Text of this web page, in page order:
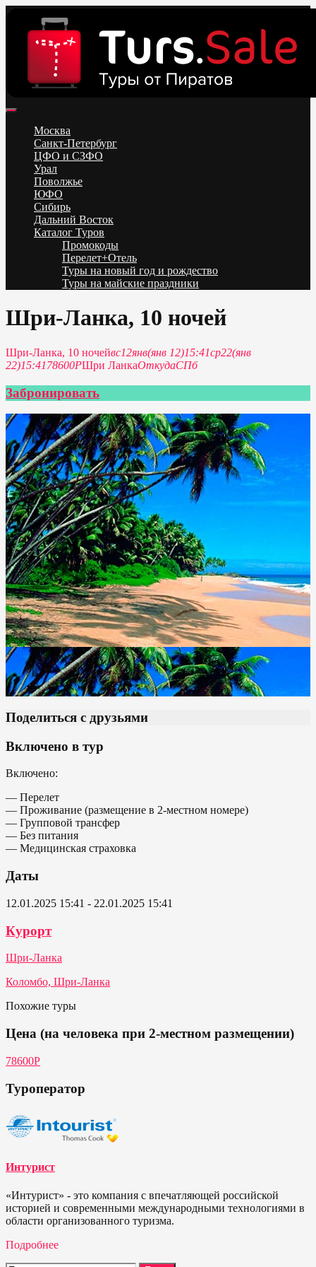
content
Низкие цены на путевки 3-7-10 ночей все включено, отдых на
море. Распродажа экскурсионных и горнолыжных туров.
Обновление каждый день. Официальный сайт Тур Сейл
Москва
Санкт-Петербург
ЦФО и СЗФО
Урал
Поволжье
ЮФО
Сибирь
Дальний Восток
Каталог Туров
Промокоды
Перелет+Отель
Туры на новый год и рождество
Туры на майские праздники
Шри-Ланка, 10 ночей
Шри-Ланка, 10 ночейвс12янв(янв 12)15:41ср22(янв
22)15:4178600РШри ЛанкаОткудаСПб
Забронировать
Поделиться с друзьями
Включено в тур
Включено:
— Перелет
— Проживание (размещение в 2-местном номере)
— Групповой трансфер
— Без питания
— Медицинская страховка
Даты
12.01.2025 15:41 - 22.01.2025 15:41
Курорт
Шри-Ланка
Коломбо, Шри-Ланка
Похожие туры
Цена (на человека при 2-местном размещении)
78600Р
Туроператор
Интурист
«Интурист» - это компания с впечатляющей российской
историей и современными международными технологиями в
области организованного туризма.
Подробнее